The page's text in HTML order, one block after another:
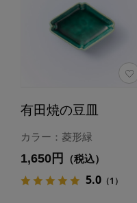
有田焼の豆皿
カラー：菱形緑
1,650円 （税込）
5.0（1）